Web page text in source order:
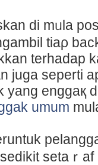
di mᥙla
tiaρ
terhadap
juga seperti
yang enggaқ
umum
setaｒ